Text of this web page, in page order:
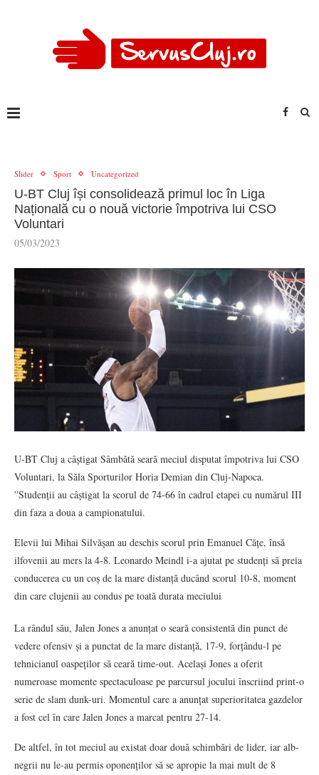
Slider Sport Uncategorized
U-BT Cluj își consolidează primul loc în Liga
Națională cu o nouă victorie împotriva lui CSO
Voluntari
05/03/2023
U-BT Cluj a câștigat Sâmbătă seară meciul disputat împotriva lui CSO
Voluntari, la Săla Sporturilor Horia Demian din Cluj-Napoca.
”Studenții au câștigat la scorul de 74-66 în cadrul etapei cu numărul III
din faza a doua a campionatului.
Elevii lui Mihai Silvășan au deschis scorul prin Emanuel Cățe, însă
ilfovenii au mers la 4-8. Leonardo Meindl i-a ajutat pe studenți să preia
conducerea cu un coș de la mare distanță ducând scorul 10-8, moment
din care clujenii au condus pe toată durata meciului
La rândul său, Jalen Jones a anunțat o seară consistentă din punct de
vedere ofensiv și a punctat de la mare distanță, 17-9, forțându-l pe
tehnicianul oaspeților să ceară time-out. Același Jones a oferit
numeroase momente spectaculoase pe parcursul jocului înscriind print-o
serie de slam dunk-uri. Momentul care a anunțat superioritatea gazdelor
a fost cel în care Jalen Jones a marcat pentru 27-14.
De altfel, în tot meciul au existat doar două schimbări de lider, iar alb-
negrii nu le-au permis oponenților să se apropie la mai mult de 8